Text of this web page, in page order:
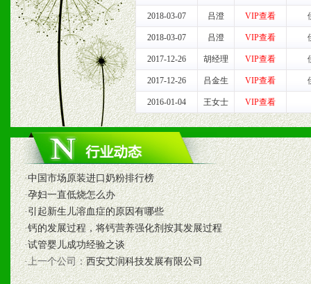
3、具备区域内良好的终端
4、具备一定业务团队能力
道，医药渠道并为之提供
5、具备较强的市场操作意
八、品牌产品
1、不断提升品牌的知名度
2、不断开创新产品不断满
化。
2018-03-07 吕澄 VIP查看
2018-03-07 吕澄 VIP查看
2017-12-26 胡经理 VIP查看
2017-12-26 吕金生 VIP查看
2016-01-04 王女士 VIP查看
·中国市场原装进口奶粉排行榜
·孕妇一直低烧怎么办
·引起新生儿溶血症的原因有哪些
·钙的发展过程，将钙营养强化剂按其发展过程
·试管婴儿成功经验之谈
·上一个公司：西安艾润科技发展有限公司